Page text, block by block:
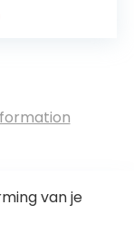
van je